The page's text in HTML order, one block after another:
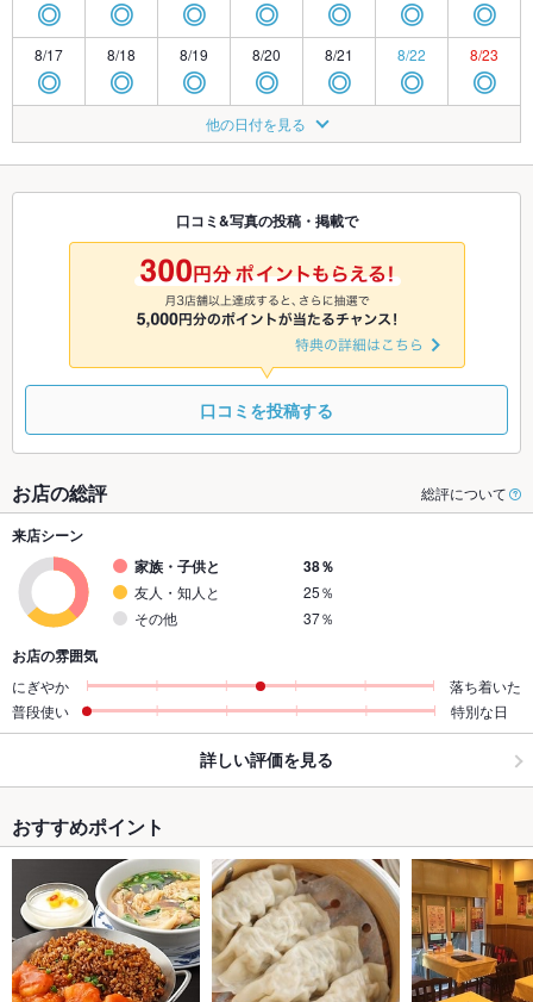
◎ ◎ ◎ ◎ ◎ ◎ ◎
8/17
◎
8/18
◎
8/19
◎
8/20
◎
8/21
◎
8/22
◎
8/23
◎
◎ ◎
8/26
◎
8/27
◎
8/28
◎ ◎ ◎
8/31 9/1 9/2
◎
9/3
◎
9/4
◎
9/5 9/6
9/9
◎ ◎ ◎ ◎
他の日付を見る
口コミ&写真の投稿・掲載で
口コミを投稿する
お店の総評 総評について
来店シーン
家族・子供と
38％
友人・知人と
25％
その他
37％
お店の雰囲気
にぎやか
落ち着いた
普段使い
特別な日
詳しい評価を見る
おすすめポイント